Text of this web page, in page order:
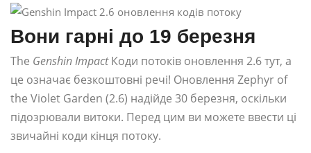
Вони гарні до 19 березня
The Genshin ImpactКоди потоків оновлення 2.6 тут, а
це означає безкоштовні речі! Оновлення Zephyr of
the Violet Garden (2.6) надійде 30 березня, оскільки
підозрювали витоки. Перед цим ви можете ввести ці
звичайні коди кінця потоку.